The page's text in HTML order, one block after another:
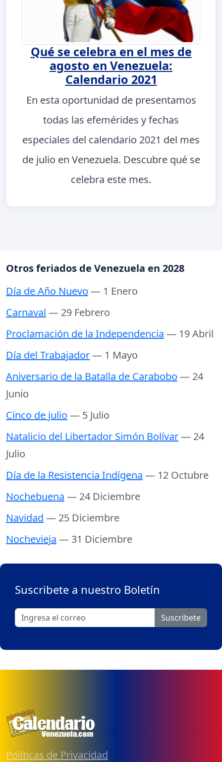
Qué se celebra en el mes de
agosto en Venezuela:
Calendario 2021
En esta oportunidad de presentamos
todas las efemérides y fechas
especiales del calendario 2021 del mes
de julio en Venezuela. Descubre qué se
celebra este mes.
Otros feriados de Venezuela en 2028
Día de Año Nuevo — 1 Enero
Carnaval — 29 Febrero
Proclamación de la Independencia — 19 Abril
Día del Trabajador— 1 Mayo
Aniversario de la Batalla de Carabobo — 24
Junio
Cinco de julio — 5 Julio
Natalicio del Libertador Simón Bolívar— 24
Julio
Día de la Resistencia Indígena — 12 Octubre
Nochebuena — 24 Diciembre
Navidad — 25 Diciembre
Nochevieja — 31 Diciembre
Suscribete a nuestro Boletín
Suscribete
Políticas de Privacidad